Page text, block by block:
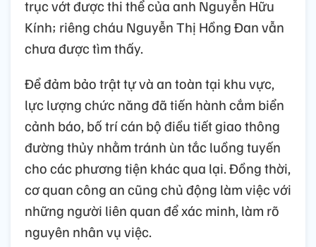
trục vớt được thi thể của anh Nguyễn Hữu
Kính; riêng cháu Nguyễn Thị Hồng Đan vẫn
chưa được tìm thấy.
Để đảm bảo trật tự và an toàn tại khu vực,
lực lượng chức năng đã tiến hành cắm biển
cảnh báo, bố trí cán bộ điều tiết giao thông
đường thủy nhằm tránh ùn tắc luồng tuyến
cho các phương tiện khác qua lại. Đồng thời,
cơ quan công an cũng chủ động làm việc với
những người liên quan để xác minh, làm rõ
nguyên nhân vụ việc.